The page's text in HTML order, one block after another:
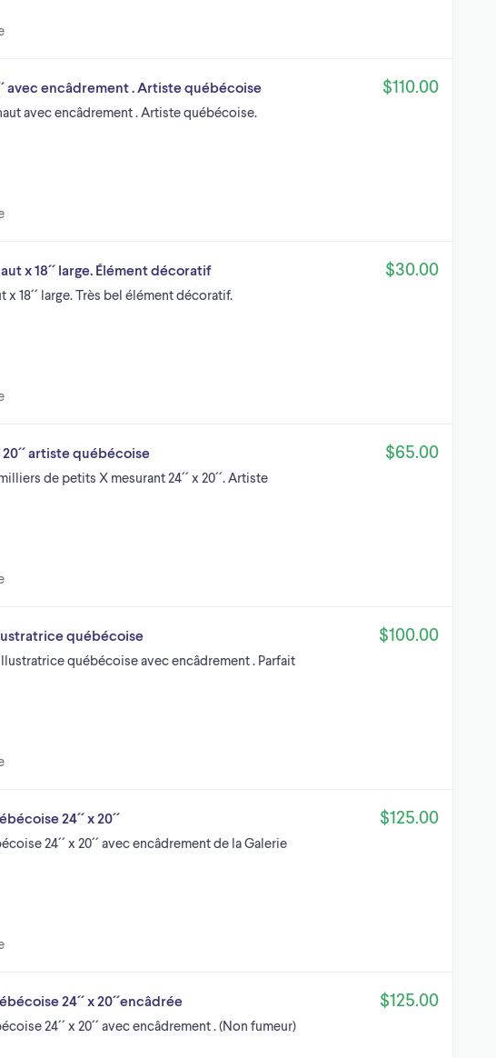
avec encâdrement . Artiste québécoise
haut avec encâdrement . Artiste québécoise.
$110.00
x 18´´ large. Élément décoratif
x 18´´ large. Très bel élément décoratif.
$30.00
artiste québécoise
de petits X mesurant 24´´ x 20´´. Artiste
$65.00
québécoise
illustratrice québécoise avec encâdrement . Parfait
$100.00
24´´ x 20´´
24´´ x 20´´ avec encâdrement de la Galerie
$125.00
24´´ x 20´´encâdrée
24´´ x 20´´ avec encâdrement . (Non fumeur)
$125.00